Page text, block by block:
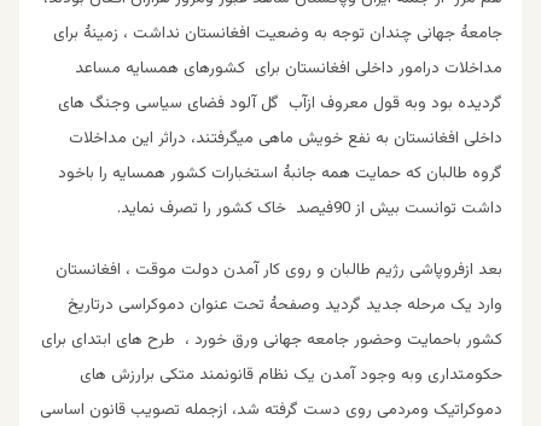
جامعۀ جهانی چندان توجه به وضعیت افغانستان نداشت ، زمینۀ برای
مداخلات درامور داخلی افغانستان برای کشورهای همسایه مساعد
گردیده بود وبه قول معروف ازآب گل آلود فضای سیاسی وجنگ های
داخلی افغانستان به نفع خویش ماهی میگرفتند، دراثر این مداخلات
گروه طالبان که حمایت همه جانبۀ استخبارات کشور همسایه را باخود
داشت توانست بیش از 90فیصد خاک کشور را تصرف نماید.
بعد ازفروپاشی رژیم طالبان و روی کار آمدن دولت موقت ، افغانستان
وارد یک مرحله جدید گردید وصفحۀ تحت عنوان دموکراسی درتاریخ
کشور باحمایت وحضور جامعه جهانی ورق خورد ، طرح های ابتدای برای
حکومتداری وبه وجود آمدن یک نظام قانونمند متکی برارزش های
دموکراتیک ومردمی روی دست گرفته شد، ازجمله تصویب قانون اساسی